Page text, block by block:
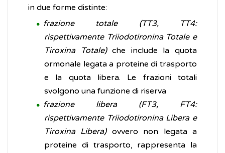
in due forme distinte:
frazione totale (TT3, TT4:
rispettivamente Triiodotironina Totale e
Tiroxina Totale)che include la quota
ormonale legata a proteine di trasporto
e la quota libera. Le frazioni totali
svolgono una funzione di riserva
frazione libera (FT3, FT4:
rispettivamente Triiodotironina Libera e
Tiroxina Libera)ovvero non legata a
proteine di trasporto, rappresenta la